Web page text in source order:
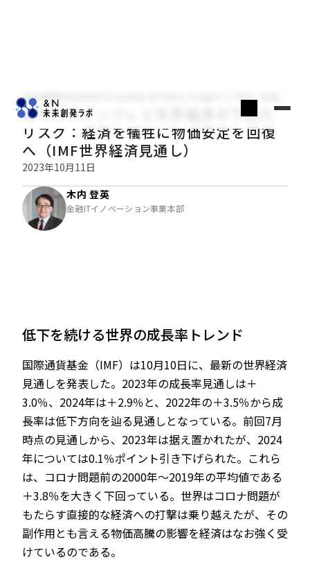
JP EN
木内登英のGlobal Economy & Policy Insight
しつこいインフレと世界経済の下振れ
リスク：経済を犠牲に物価安定を回復
へ（IMF世界経済見通し）
2023年10月11日
木内 登英
金融ITイノベーション事業本部
低下を続ける世界の成長率トレンド
国際通貨基金（IMF）は10月10日に、最新の世界経済
見通しを発表した。2023年の成長率見通しは＋
3.0％、2024年は＋2.9％と、2022年の＋3.5％から成
長率は低下方向を辿る見通しとなっている。前回7月
時点の見通しから、2023年は据え置かれたが、2024
年については0.1％ポイント引き下げられた。これら
は、コロナ問題前の2000年～2019年の平均値である
＋3.8％を大きく下回っている。世界はコロナ問題が
もたらす直接的な経済への打撃は乗り越えたが、その
副作用とも言える物価高騰の影響を経済はなお強く受
けているのである。